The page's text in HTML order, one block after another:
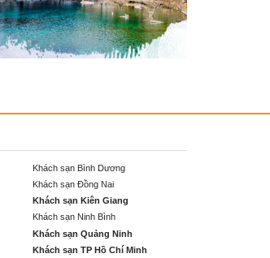
Khách sạn Bình Dương
Khách sạn Đồng Nai
Khách sạn Kiên Giang
Khách sạn Ninh Bình
Khách sạn Quảng Ninh
Khách sạn TP Hồ Chí Minh